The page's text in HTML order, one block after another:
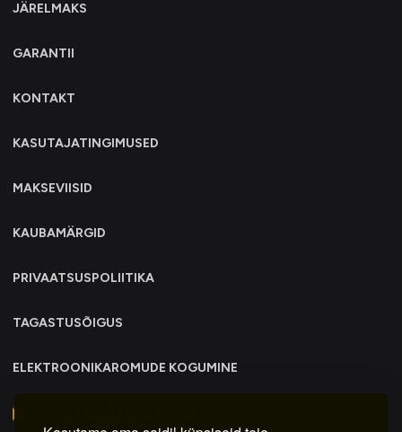
JÄRELMAKS
GARANTII
KONTAKT
KASUTAJATINGIMUSED
MAKSEVIISID
KAUBAMÄRGID
PRIVAATSUSPOLIITIKA
TAGASTUSÕIGUS
ELEKTROONIKAROMUDE KOGUMINE